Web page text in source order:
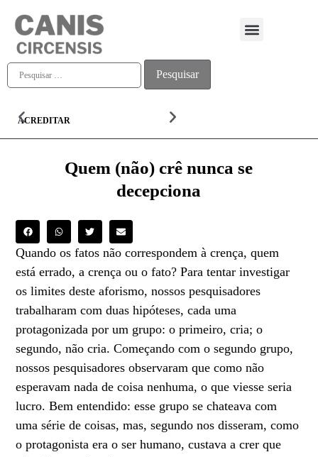
ACREDITAR
Quem (não) crê nunca se
decepciona
Quando os fatos não correspondem à crença, quem
está errado, a crença ou o fato? Para tentar investigar
os limites deste aforismo, nossos pesquisadores
trabalharam com duas hipóteses, cada uma
protagonizada por um grupo: o primeiro, cria; o
segundo, não cria. Começando com o segundo grupo,
nossos pesquisadores observaram que como não
esperavam nada de coisa nenhuma, o que viesse seria
lucro. Bem entendido: esse grupo se chateava com
uma série de coisas, mas, segundo nos disseram, como
o protagonista era o ser humano, custava a crer que